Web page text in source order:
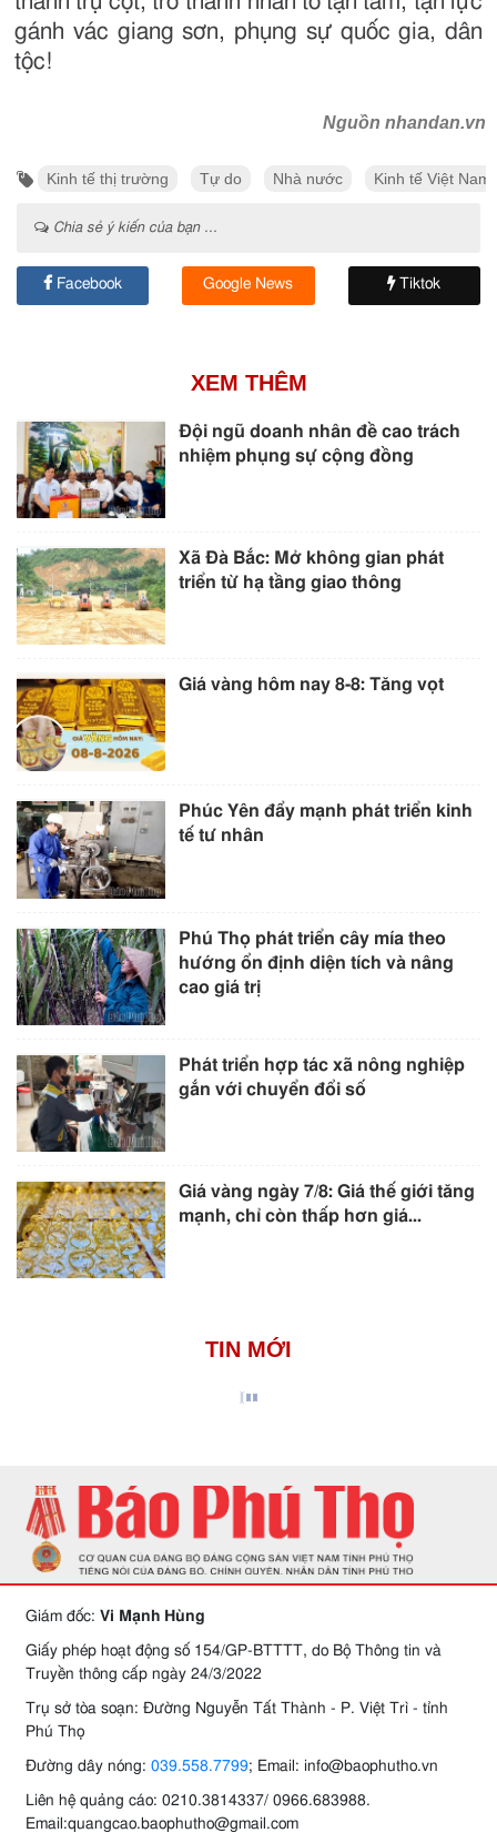
gánh vác giang sơn, phụng sự quốc gia, dân
tộc!
Nguồn nhandan.vn
Kinh tế thị trường Tự do Nhà nước Kinh tế Việt Nam
Chia sẻ ý kiến của bạn ...
Facebook Google News Tiktok
XEM THÊM
Đội ngũ doanh nhân đề cao trách
nhiệm phụng sự cộng đồng
Xã Đà Bắc: Mở không gian phát
triển từ hạ tầng giao thông
Giá vàng hôm nay 8-8: Tăng vọt
Phúc Yên đẩy mạnh phát triển kinh
tế tư nhân
Phú Thọ phát triển cây mía theo
hướng ổn định diện tích và nâng
cao giá trị
Phát triển hợp tác xã nông nghiệp
gắn với chuyển đổi số
Giá vàng ngày 7/8: Giá thế giới tăng
mạnh, chỉ còn thấp hơn giá...
TIN MỚI
Giám đốc: Vi Mạnh Hùng
Giấy phép hoạt động số 154/GP-BTTTT, do Bộ Thông tin và
Truyền thông cấp ngày 24/3/2022
Trụ sở tòa soạn: Đường Nguyễn Tất Thành - P. Việt Trì - tỉnh
Phú Thọ
Đường dây nóng: 039.558.7799; Email: info@baophutho.vn
Liên hệ quảng cáo: 0210.3814337/ 0966.683988.
Email:quangcao.baophutho@gmail.com